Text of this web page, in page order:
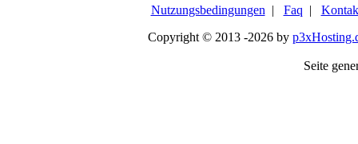
Nutzungsbedingungen | Faq |
Copyright © 2013 -2026 by
Seite